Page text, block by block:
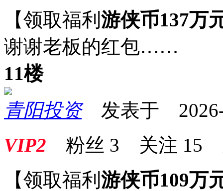
【领取福利 游侠币137万
谢谢老板的红包……
11楼
青阳投资发表于 2026-
VIP2 粉丝 3 关注 15
【领取福利 游侠币109万